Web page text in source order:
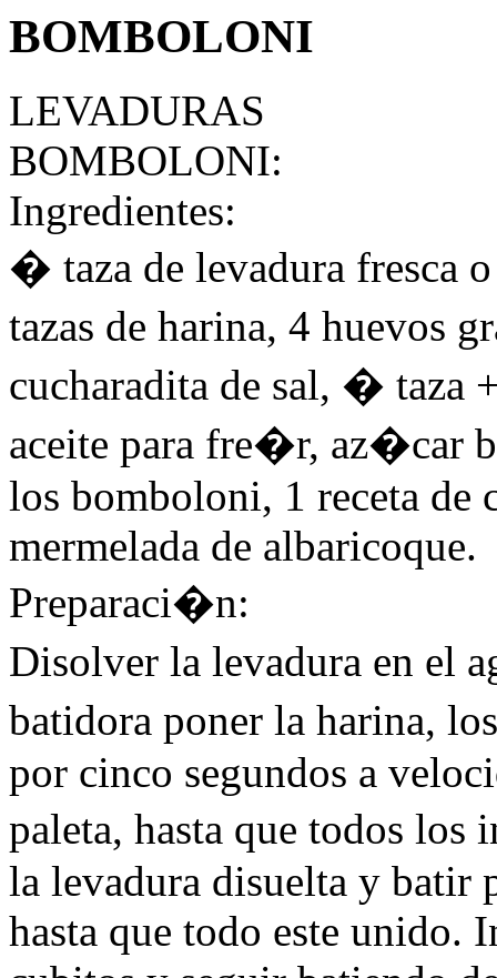
BOMBOLONI
LEVADURAS
BOMBOLONI:
Ingredientes:
� taza de levadura fresca
tazas de harina, 4 huevos
cucharadita de sal, � taza
aceite para fre�r, az�car
los bomboloni, 1 receta de
mermelada de albaricoque.
Preparaci�n:
Disolver la levadura en el
batidora poner la harina,
por cinco segundos a
paleta, hasta que todos
la levadura disuelta y batir
hasta que todo este unido.